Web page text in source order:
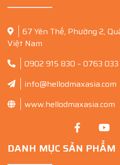
67 Yên Thế, Phường 2,
Việt Nam
0902 915 830 – 0763 033
info@hellodmaxasia.com
www.hellodmaxasia.com
DANH MỤC SẢN PHẨM